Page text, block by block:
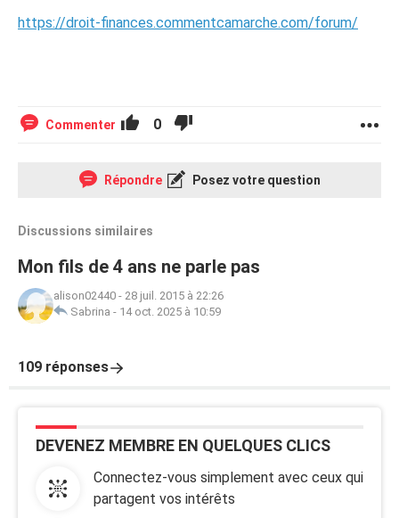
https://droit-finances.commentcamarche.com/forum/
Commenter 0
Répondre Posez votre question
Discussions similaires
Mon fils de 4 ans ne parle pas
alison02440 - 28 juil. 2015 à 22:26
Sabrina - 14 oct. 2025 à 10:59
109 réponses
DEVENEZ MEMBRE EN QUELQUES CLICS
Connectez-vous simplement avec ceux qui
partagent vos intérêts